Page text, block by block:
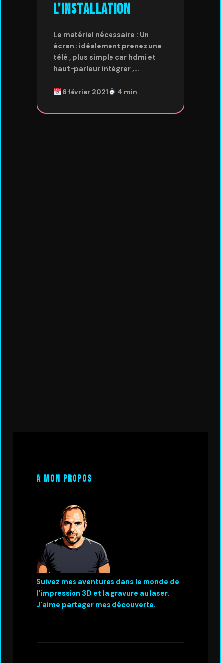
l’installation
Le matériel nécessaire : Un
écran : idéalement prenez une
télé , plus simple car hdmi et
haut-parleur intégrer ,…
6 février 2021 4 min
A mon propos
Suivez mes aventures dans le monde de
l'impression 3D et la gravure au laser.
J'aime partager mes découverte.